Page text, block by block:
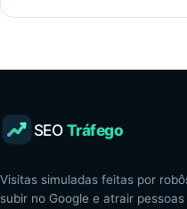
SEOTráfego
Visitas simuladas feitas por
subir no Google e atrair pessoas